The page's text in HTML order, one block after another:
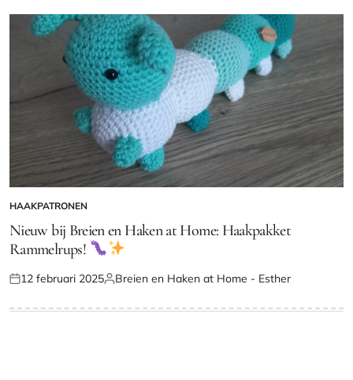
GEPLAATST
IN
HAAKPATRONEN
Nieuw bij Breien en Haken at Home: Haakpakket
Rammelrups!
Geplaatst
12 februari 2025Geplaatst
Breien en Haken at Home - Esther